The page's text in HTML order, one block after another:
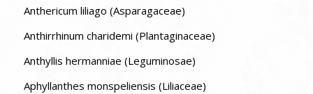
Anthericum liliago (Asparagaceae)
Anthirrhinum charidemi (Plantaginaceae)
Anthyllis hermanniae (Leguminosae)
Aphyllanthes monspeliensis (Liliaceae)